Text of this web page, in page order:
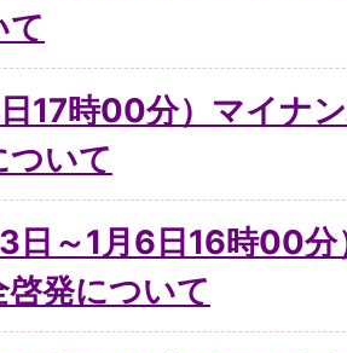
て
日17時00分）マイナ
ついて
日～1月6日16時00
啓発について